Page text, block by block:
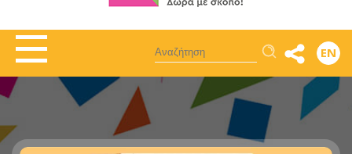
Αναζήτηση EN